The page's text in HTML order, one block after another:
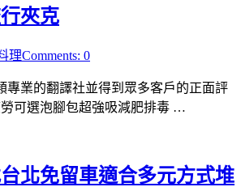
夾克
理Comments: 0
專業的翻譯社並得到眾多客戶的正面評
可選泡腳包超強吸減肥排毒 …
北免留車適合多元方式堆